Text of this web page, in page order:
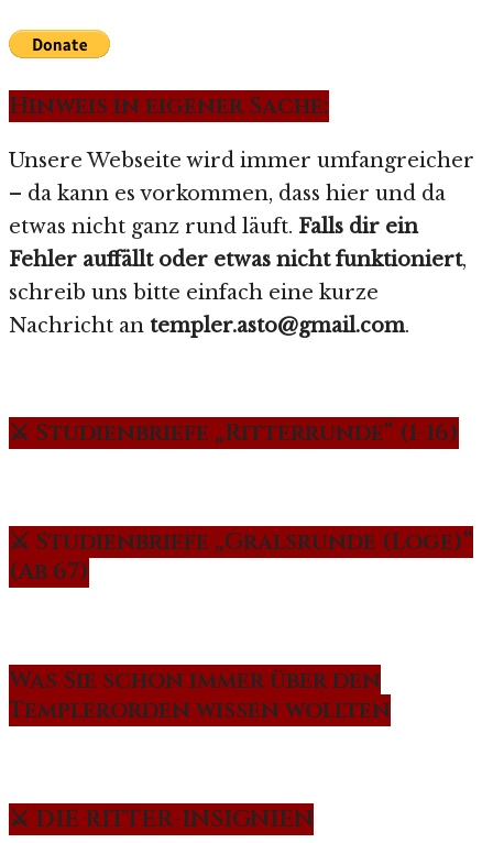
Hinweis in eigener Sache:
Unsere Webseite wird immer umfangreicher
– da kann es vorkommen, dass hier und da
etwas nicht ganz rund läuft. Falls dir ein
Fehler auffällt oder etwas nicht funktioniert,
schreib uns bitte einfach eine kurze
Nachricht an templer.asto@gmail.com.
⚔️ Studienbriefe „Ritterrunde“ (1-16)
⚔️ Studienbriefe „Gralsrunde (Loge)“
(Ab 67)
Was Sie schon immer über den
Templerorden wissen wollten
⚔️ DIE RITTER-INSIGNIEN